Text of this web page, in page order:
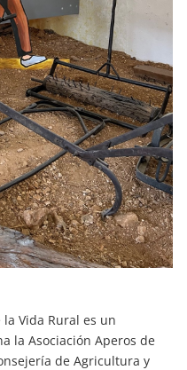
Vida Rural es un
la Asociación Aperos de
de Agricultura y